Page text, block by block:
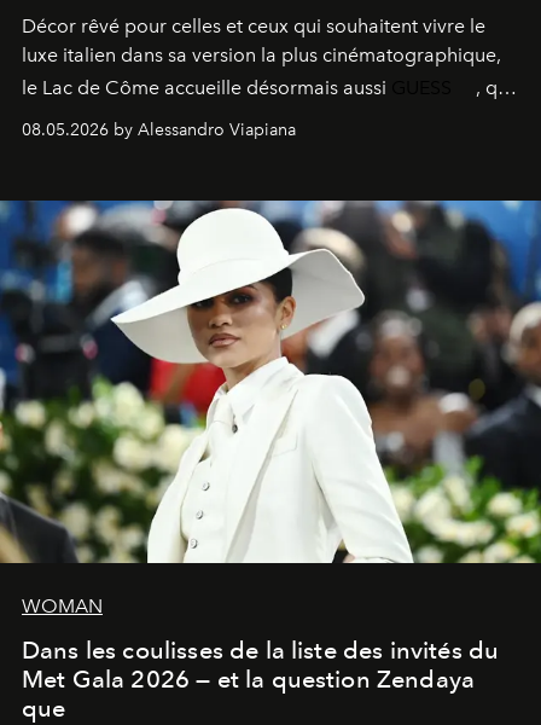
Décor rêvé pour celles et ceux qui souhaitent vivre le
luxe italien dans sa version la plus cinématographique,
le Lac de Côme accueille désormais aussi
, qui
signe un takeover entre boutiques, hôtels, bateaux et
fragrances. L’une des opérations de style les plus
08.05.2026 by Alessandro Viapiana
WOMAN
Dans les coulisses de la liste des invités du
Met Gala 2026 — et la question Zendaya
que